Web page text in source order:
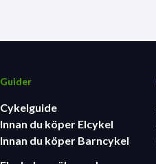
Guider
Cykelguide
Innan du köper Elcykel
Innan du köper Barncykel